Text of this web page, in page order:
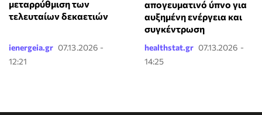
μεταρρύθμιση των
τελευταίων δεκαετιών
ienergeia.gr 07.13.2026 -
12:21
απογευματινό ύπνο για
αυξημένη ενέργεια και
συγκέντρωση
healthstat.gr 07.13.2026 -
14:25